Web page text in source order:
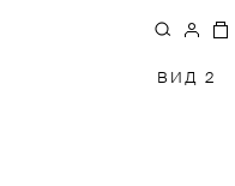
ВИД 2